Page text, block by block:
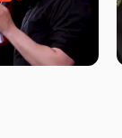
تک ، عبّاس،
حاج حنیف